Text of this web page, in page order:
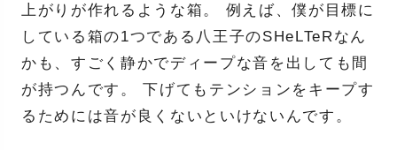
上がりが作れるような箱。 例えば、僕が目標に
している箱の1つである八王子のSHeLTeRなん
かも、すごく静かでディープな音を出しても間
が持つんです。 下げてもテンションをキープす
るためには音が良くないといけないんです。